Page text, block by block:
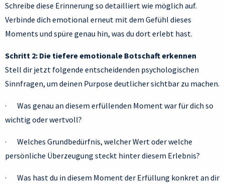
Schreibe diese Erinnerung so detailliert wie möglich auf.
Verbinde dich emotional erneut mit dem Gefühl dieses
Moments und spüre genau hin, was du dort erlebt hast.
Schritt 2: Die tiefere emotionale Botschaft erkennen
Stell dir jetzt folgende entscheidenden psychologischen
Sinnfragen, um deinen Purpose deutlicher sichtbar zu machen.
· Was genau an diesem erfüllenden Moment war für dich so
wichtig oder wertvoll?
· Welches Grundbedürfnis, welcher Wert oder welche
persönliche Überzeugung steckt hinter diesem Erlebnis?
· Was hast du in diesem Moment der Erfüllung konkret an dir